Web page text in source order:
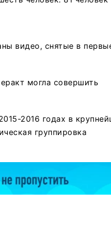
видео, снятые в
могла совершить
2016 годах в
группировка